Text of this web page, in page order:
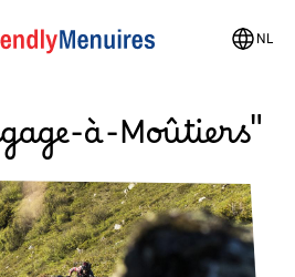
NL
à-Moûtiers"